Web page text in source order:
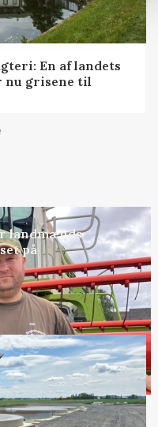
En af landets
nu grisene til
landmænds
på